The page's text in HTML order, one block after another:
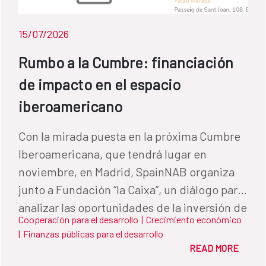
deudas y urgencias, aunque siempre desde
con la que Lugrís asumió la ejecución de
aquella gran obra destinada al vestíbulo del
ICH: un políptico de trece tablas al óleo, con
marcos decorados con medusas,
hipocampos, conchas, orejas de mar, perlas
y otros motivos marinos, que acabaría
convirtiéndose en la pieza fundacional de la
colección y la primera que realizó en la
capital. Sirva como ejemplo esta tabla
escogida del políptico, ya que, por falta de
espacio, no podemos exponerlo completo.
15/07/2026
Rumbo a la Cumbre: financiación
de impacto en el espacio
iberoamericano
Con la mirada puesta en la próxima Cumbre
Iberoamericana, que tendrá lugar en
noviembre, en Madrid, SpainNAB organiza
junto a Fundación “la Caixa”, un diálogo para
analizar las oportunidades de la inversión de
impacto en las relaciones iberoamericanas y
el rol del blended finance en la práctica.
Cooperación para el desarrollo | Crecimiento económico
| Finanzas públicas para el desarrollo
READ MORE